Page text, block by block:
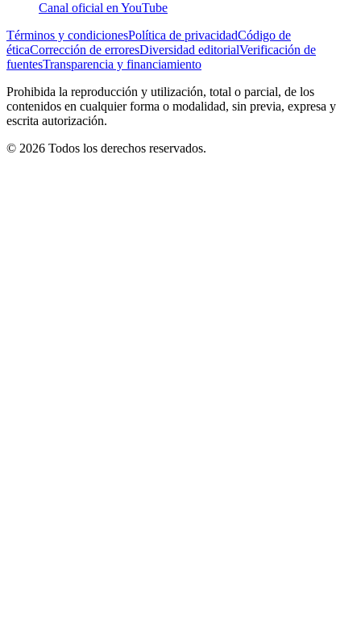
Canal oficial en YouTube
Términos y condicionesPolítica de privacidadCódigo de
éticaCorrección de erroresDiversidad editorialVerificación de
fuentesTransparencia y financiamiento
Prohibida la reproducción y utilización, total o parcial, de los
contenidos en cualquier forma o modalidad, sin previa, expresa y
escrita autorización.
© 2026 Todos los derechos reservados.